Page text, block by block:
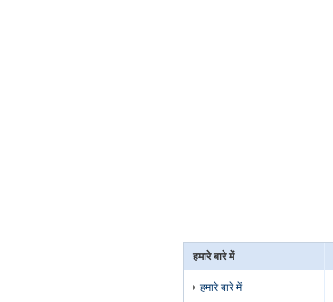
हमारे बारे में
हमारे बारे में